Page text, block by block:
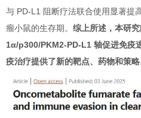
与 PD-L1 阻断疗法联合使用显著提
瘤小鼠的生存期。 综上所述，本研
1α/p300/PKM2-PD-L1 轴促进免疫
疫治疗提供了新的靶点、药物和策略